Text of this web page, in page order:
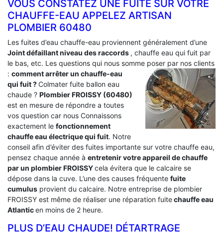
VOUS CONSTATEZ UNE FUITE SUR VOTRE
CHAUFFE-EAU APPELEZ ARTISAN
PLOMBIER 60480
Les fuites d’eau chauffe-eau proviennent généralement d’une
Joint défaillant niveau des raccords , chauffe eau qui fuit par
le bas, etc. Les questions qui nous somme poser par nos clients
: comment arrêter un chauffe-eau
qui fuit ?Colmater fuite ballon eau
chaude ? Plombier FROISSY (60480)
est en mesure de répondre a toutes
vos question car nous Connaissons
exactement le fonctionnement
chauffe eau électrique qui fuit. Notre
conseil afin d’éviter des fuites importante sur votre chauffe eau,
pensez chaque année à entretenir votre appareil de chauffe
par un plombier FROISSYcela évitera que le calcaire se
dépose dans la cuve. L’une des causes fréquente fuite
cumulus provient du calcaire. Notre entreprise de plombier
FROISSY est même de réaliser une réparation fuitechauffe eau
Atlanticen moins de 2 heure.
PLUS D’EAU CHAUDE! DÉTARTRAGE